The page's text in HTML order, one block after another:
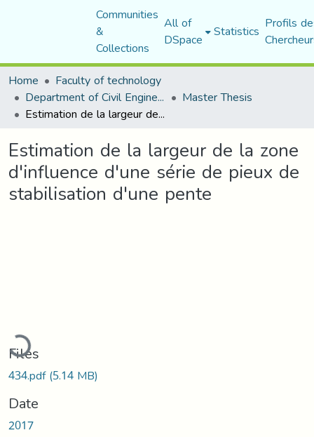
Communities
&
Collections
All of
DSpace Statistics Profils
Home
Faculty of technology
Department of Civil Engineering Master Thesis
Estimation de la largeur de la zone d'influence d'une série de pieux de stabilisation d'une pente
Estimation de la largeur de la zone
d'influence d'une série de pieux de
stabilisation d'une pente
Files
434.pdf(5.14 MB)
Date
2017